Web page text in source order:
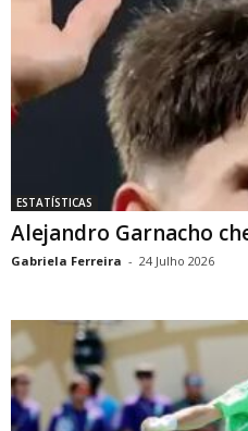
ESTATÍSTICAS
Alejandro Garnacho
Gabriela Ferreira - 24 Julho 2026